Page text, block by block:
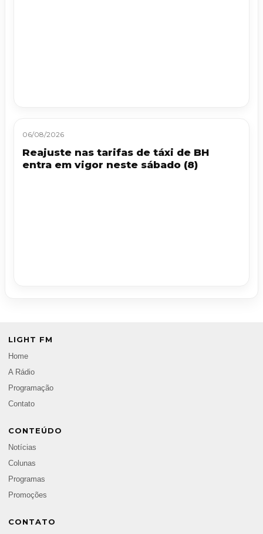
06/08/2026
Reajuste nas tarifas de táxi de BH
entra em vigor neste sábado (8)
LIGHT FM
Home
A Rádio
Programação
Contato
CONTEÚDO
Notícias
Colunas
Programas
Promoções
CONTATO